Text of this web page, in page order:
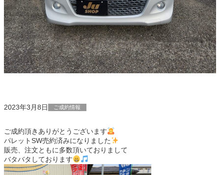
2023年3月8日 ご成約情報
ご成約頂きありがとうございます
パレットSW売約済みになりました
販売、注文ともに多数頂いておりまして
バタバタしております